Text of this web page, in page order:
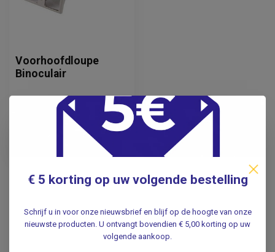
Voorhoofdloupe
Binoculair
Incl. btw
Excl. btw
Verwachte levertijd: 1 week
De prijzen staan inclusief btw vermeld
€ 5 korting op uw volgende bestelling
Schrijf u in voor onze nieuwsbrief en blijf op de hoogte van onze
nieuwste producten. U ontvangt bovendien € 5,00 korting op uw
volgende aankoop.